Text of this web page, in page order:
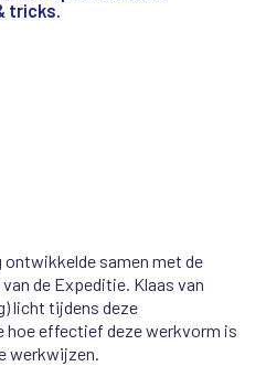
tricks.
ontwikkelde samen met de
de Expeditie. Klaas van
licht tijdens deze
hoe effectief deze werkvorm is
werkwijzen.